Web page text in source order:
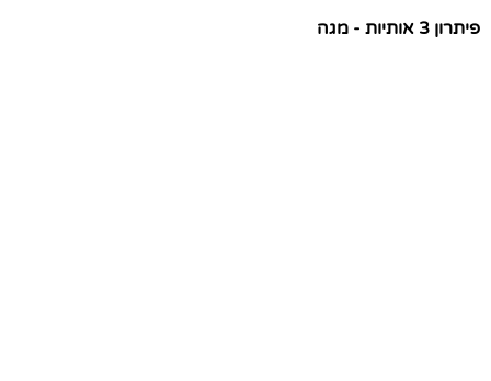
פיתרון 3 אותיות - מגה